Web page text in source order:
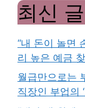
최신 글
“내 돈이 놀면
리 높은 예금
월급만으로는
직장인 부업의